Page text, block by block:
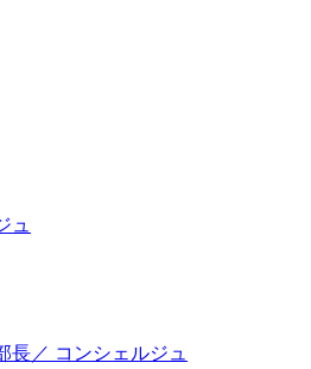
ュ
長／ コンシェルジュ